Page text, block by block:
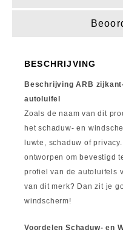
BESCHRIJVING
Beschrijving ARB
autoluifel
Zoals de naam van dit
het schaduw- en
luwte, schaduw of
ontworpen om bevestigd
profiel van de autoluifels
van dit merk? Dan zit je
windscherm!
Voordelen Schaduw- en